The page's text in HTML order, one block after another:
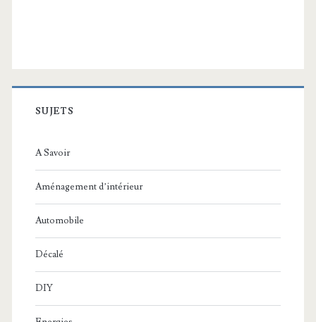
SUJETS
A Savoir
Aménagement d’intérieur
Automobile
Décalé
DIY